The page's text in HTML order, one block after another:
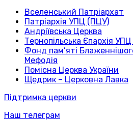
Вселенський Патріархат
Патріархія УПЦ (ПЦУ)
Андріївська Церква
Тернопільська Єпархія
Фонд пам’яті
Мефодія
Помісна Церква України
Щедрик – Церковна Лавка
Підтримка церкви
Наш телеграм